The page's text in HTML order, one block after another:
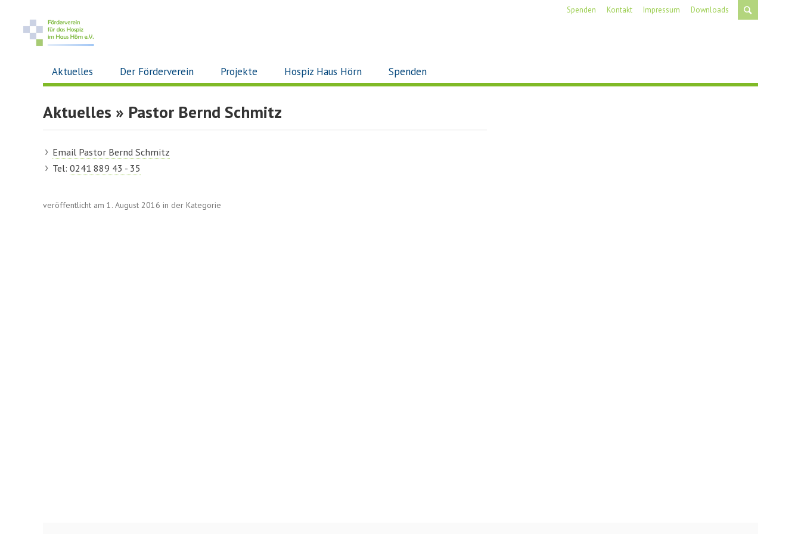
Aktuelles Der Förderverein Projekte Hospiz Haus Hörn Spenden
Spenden Kontakt Impressum Downloads
Aktuelles » Pastor Bernd Schmitz
Email Pastor Bernd Schmitz
Tel: 0241 889 43 - 35
veröffentlicht am 1. August 2016 in der Kategorie